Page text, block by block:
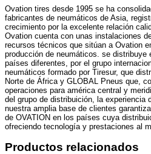
Ovation tires desde 1995 se ha
fabricantes de neumáticos de Asia,
crecimiento por la excelente relación
Ovation cuenta con unas instalaciones
recursos técnicos que sitúan a Ovation
producción de neumáticos. se distribuye
países diferentes, por el grupo
neumáticos formado por Tiresur, que
Norte de África y GLOBAL Pneus que,
operaciones para américa central y
del grupo de distribuición, la experiencia
nuestra amplia base de clientes
de OVATION en los países cuya
ofreciendo tecnología y prestaciones al
Productos relacionados